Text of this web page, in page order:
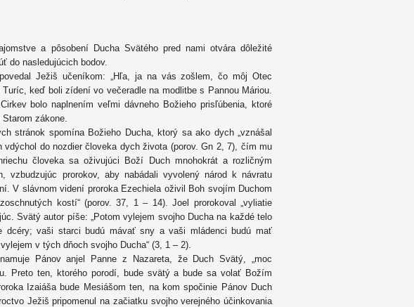
a pôsobení Ducha Svätého pred nami otvára dôležité
do nasledujúcich bodov.
Ježiš učeníkom: „Hľa, ja na vás zošlem, čo môj Otec
keď boli zídení vo večeradle na modlitbe s Pannou Máriou.
bolo naplnením veľmi dávneho Božieho prisľúbenia, ktoré
Starom zákone.
stránok spomína Božieho Ducha, ktorý sa ako dych „vznášal
vdýchol do nozdier človeka dych života (porov. Gn 2, 7), čím mu
človeka sa oživujúci Boží Duch mnohokrát a rozličným
vzbudzujúc prorokov, aby nabádali vyvolený národ k návratu
V slávnom videní proroka Ezechiela oživil Boh svojím Duchom
kostí“ (porov. 37, 1 – 14). Joel prorokoval „vyliatie
Svätý autor píše: „Potom vylejem svojho Ducha na každé telo
dcéry; vaši starci budú mávať sny a vaši mládenci budú mať
v tých dňoch svojho Ducha“ (3, 1 – 2).
Pánov anjel Panne z Nazareta, že Duch Svätý, „moc
Preto ten, ktorého porodí, bude svätý a bude sa volať Božím
Izaiáša bude Mesiášom ten, na kom spočinie Pánov Duch
Ježiš pripomenul na začiatku svojho verejného účinkovania